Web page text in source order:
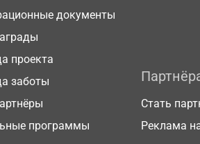
документы
проекта
заботы
программы
Стать
Реклама